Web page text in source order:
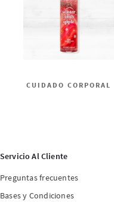
CUIDADO CORPORAL
Servicio Al Cliente
Preguntas frecuentes
Bases y Condiciones